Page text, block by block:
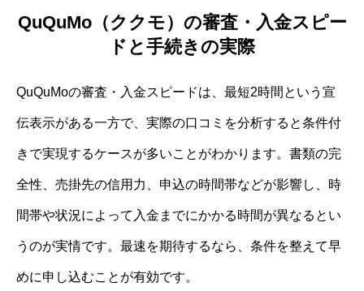
QuQuMo（ククモ）の審査・入金スピー
ドと手続きの実際
QuQuMoの審査・入金スピードは、最短2時間という宣
伝表示がある一方で、実際の口コミを分析すると条件付
きで実現するケースが多いことがわかります。書類の完
全性、売掛先の信用力、申込の時間帯などが影響し、時
間帯や状況によって入金までにかかる時間が異なるとい
うのが実情です。最速を期待するなら、条件を整えて早
めに申し込むことが有効です。